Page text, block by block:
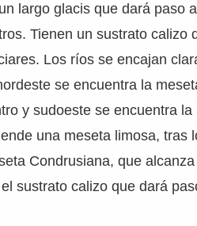
largo glacis que dará paso
Tienen un sustrato calizo
Los ríos se encajan
se encuentra la
y sudoeste se encuentra
una meseta limosa, tras
Condrusiana, que
sustrato calizo que dará